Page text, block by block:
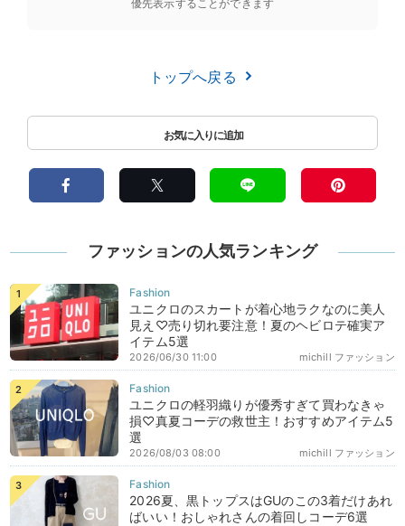
優先表示することができます
トップへ戻る
ファッションの人気ランキング
ユニクロのスカートが着心地ラクなのに美人
見え♡売り切れ要注意！夏のヘビロテ確実ア
イテム5選
michill ファッション
2026/06/30 11:00
ユニクロの軽羽織りが優秀すぎて買わなきゃ
損♡真夏コーデの救世主！おすすめアイテム5
選
michill ファッション
2026/08/03 08:00
2026夏、黒トップスはGUのこの3着だけあれ
ばいい！おしゃれさんの着回しコーデ6選